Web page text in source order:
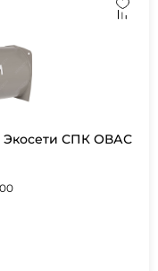
Экосети СПК ОВАС